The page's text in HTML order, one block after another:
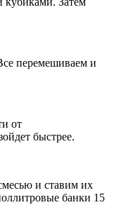
перемешиваем и
от
быстрее.
и ставим их
банки 15